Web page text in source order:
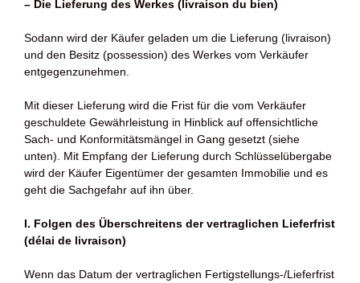
– Die Lieferung des Werkes (livraison du bien)
Sodann wird der Käufer geladen um die Lieferung (livraison)
und den Besitz (possession) des Werkes vom Verkäufer
entgegenzunehmen.
Mit dieser Lieferung wird die Frist für die vom Verkäufer
geschuldete Gewährleistung in Hinblick auf offensichtliche
Sach- und Konformitätsmängel in Gang gesetzt (siehe
unten). Mit Empfang der Lieferung durch Schlüsselübergabe
wird der Käufer Eigentümer der gesamten Immobilie und es
geht die Sachgefahr auf ihn über.
I. Folgen des Überschreitens der vertraglichen Lieferfrist
(délai de livraison)
Wenn das Datum der vertraglichen Fertigstellungs-/Lieferfrist